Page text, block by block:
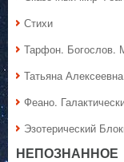
Стихи
Тарфон. Богослов.
Татьяна
Феано.
Эзотерический
НЕПОЗНАННОЕ